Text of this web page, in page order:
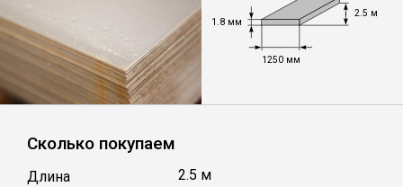
Полоса
1.8 мм
2.5 м
1250 мм
Сколько покупаем
Длина 2.5 м